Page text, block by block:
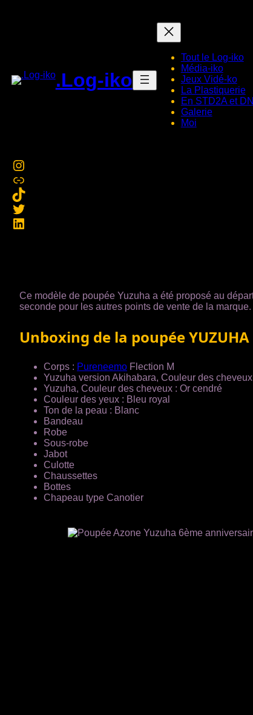
.Log-iko
Tout le Log-iko
Média-iko
Jeux Vidé-ko
La Plastiquerie
En STD2A et
Galerie
Moi
Instagram
Cara
TikTok
Twitter
LinkedIn
Ce modèle de poupée Yuzuha a été proposé au
seconde pour les autres points de vente de la
Unboxing de la poupée
Corps : Pureneemo Flection M
Yuzuha version Akihabara, Couleur des
Yuzuha, Couleur des cheveux : Or cendré
Couleur des yeux : Bleu royal
Ton de la peau : Blanc
Bandeau
Robe
Sous-robe
Jabot
Culotte
Chaussettes
Bottes
Chapeau type Canotier